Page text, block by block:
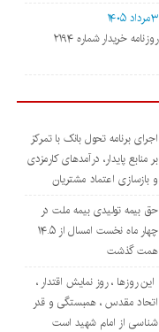
۳مرداد ۱۴۰۵
روزنامه خریدار شماره ۲۱۹۴
اجرای برنامه تحول بانک با تمرکز
بر منابع پایدار، درآمدهای کارمزدی
و بازسازی اعتماد مشتریان
حق بیمه تولیدی بیمه ملت در
چهار ماه نخست امسال از ۱۴.۵
همت گذشت
این روزها ، روز نمایش اقتدار ،
اتحاد مقدس ، همبستگی و قدر
شناسی از امام شهید است